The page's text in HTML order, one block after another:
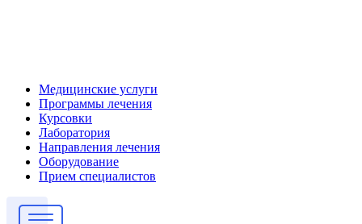
Медицинские услуги
Программы лечения
Курсовки
Лаборатория
Направления лечения
Оборудование
Прием специалистов